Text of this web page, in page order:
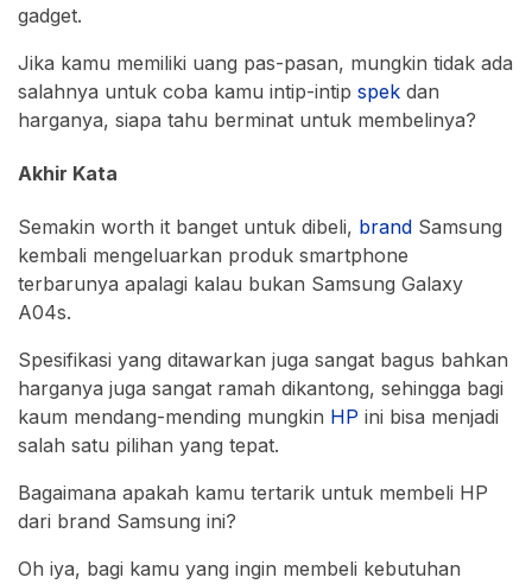
gadget.
Jika kamu memiliki uang pas-pasan, mungkin tidak ada
salahnya untuk coba kamu intip-intip spek dan
harganya, siapa tahu berminat untuk membelinya?
Akhir Kata
Semakin worth it banget untuk dibeli, brand Samsung
kembali mengeluarkan produk smartphone
terbarunya apalagi kalau bukan Samsung Galaxy
A04s.
Spesifikasi yang ditawarkan juga sangat bagus bahkan
harganya juga sangat ramah dikantong, sehingga bagi
kaum mendang-mending mungkin HP ini bisa menjadi
salah satu pilihan yang tepat.
Bagaimana apakah kamu tertarik untuk membeli HP
dari brand Samsung ini?
Oh iya, bagi kamu yang ingin membeli kebutuhan